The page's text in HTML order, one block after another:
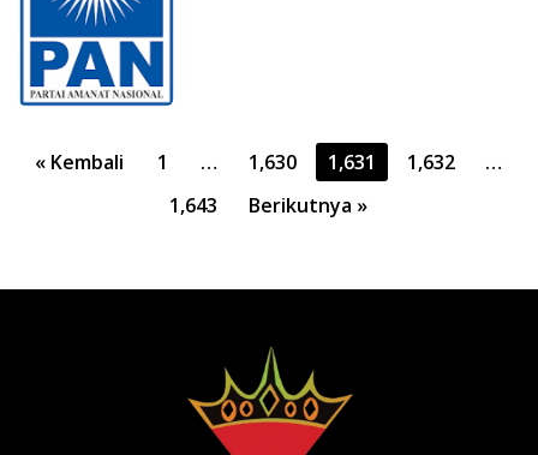
Paginasi
« Kembali 1 … 1,630 1,631 1,632
…
1,643
Berikutnya »